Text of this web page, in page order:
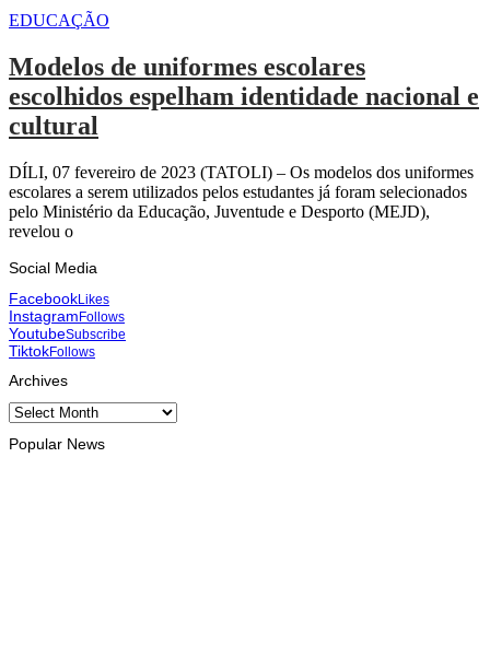
EDUCAÇÃO
Modelos de uniformes escolares
escolhidos espelham identidade nacional e
cultural
DÍLI, 07 fevereiro de 2023 (TATOLI) – Os modelos dos uniformes
escolares a serem utilizados pelos estudantes já foram selecionados
pelo Ministério da Educação, Juventude e Desporto (MEJD),
revelou o
Social Media
FacebookLikes
InstagramFollows
YoutubeSubscribe
TiktokFollows
Archives
Archives
Popular News